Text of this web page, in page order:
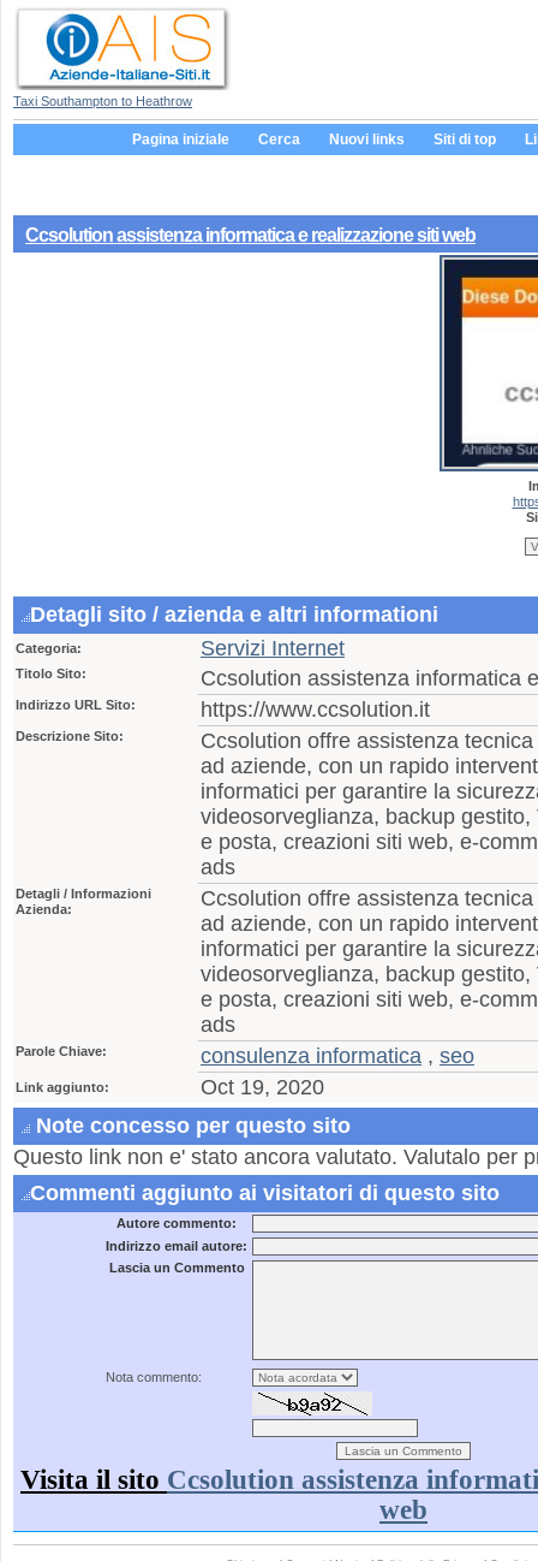
Taxi Southampton to Heathrow
Pagina iniziale Cerca Nuovi links Siti di top
Ccsolution assistenza informatica e realizzazione siti web
Detagli sito / azienda e altri informationi
Categoria: Servizi Internet
Titolo Sito: Ccsolution assistenza informatica
Indirizzo URL Sito: https://www.ccsolution.it
Descrizione Sito:
Ccsolution offre assistenza
ad aziende, con un rapido
informatici per garantire la
videosorveglianza, backup
e posta, creazioni siti web, e-
ads
Detagli / Informazioni
Azienda:
Ccsolution offre assistenza
ad aziende, con un rapido
informatici per garantire la
videosorveglianza, backup
e posta, creazioni siti web, e-
ads
Parole Chiave: consulenza informatica , seo
Link aggiunto:
Oct 19, 2020
Note concesso per questo sito
Questo link non e' stato ancora valutato. Valutalo per
Commenti aggiunto ai visitatori di questo sito
Autore commento:
Indirizzo email autore:
Lascia un Commento
Nota commento:
Visita il sito Ccsolution assistenza
web